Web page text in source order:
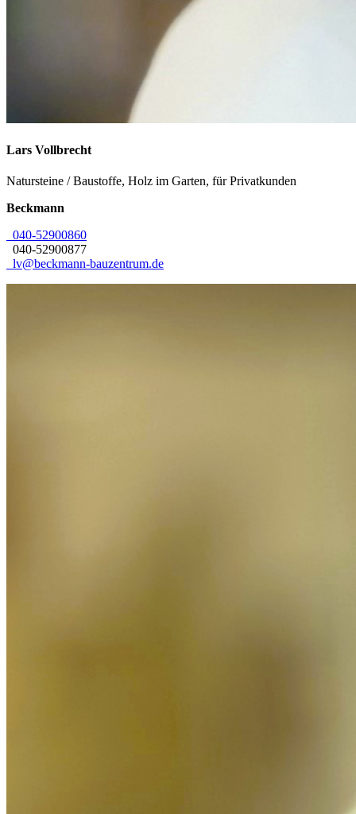
Lars Vollbrecht
Natursteine / Baustoffe, Holz im Garten, für Privatkunden
Beckmann
040-52900860
040-52900877
lv@beckmann-bauzentrum.de